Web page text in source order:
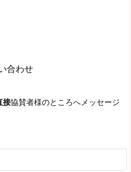
合わせ
接協賛者様のところへメッセージ